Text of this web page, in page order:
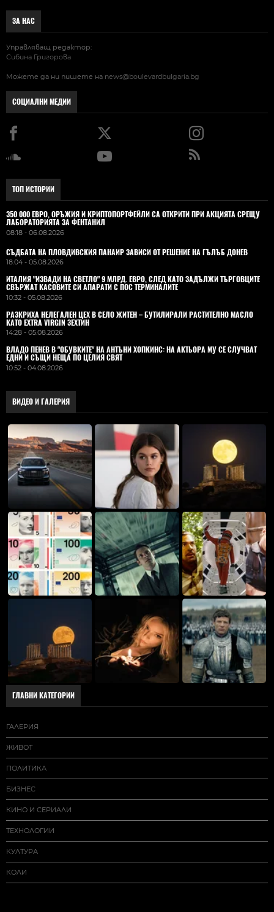
ЗА НАС
Управляващ редактор:
Сибина Григорова
Можете да ни пишете на news@boulevardbulgaria.bg
СОЦИАЛНИ МЕДИИ
ТОП ИСТОРИИ
350 000 ЕВРО, ОРЪЖИЯ И КРИПТОПОРТФЕЙЛИ СА ОТКРИТИ ПРИ АКЦИЯТА СРЕЩУ
ЛАБОРАТОРИЯТА ЗА ФЕНТАНИЛ
08:18 - 06.08.2026
СЪДБАТА НА ПЛОВДИВСКИЯ ПАНАИР ЗАВИСИ ОТ РЕШЕНИЕ НА ГЪЛЪБ ДОНЕВ
18:04 - 05.08.2026
ИТАЛИЯ "ИЗВАДИ НА СВЕТЛО" 9 МЛРД. ЕВРО, СЛЕД КАТО ЗАДЪЛЖИ ТЪРГОВЦИТЕ
СВЪРЖАТ КАСОВИТЕ СИ АПАРАТИ С ПОС ТЕРМИНАЛИТЕ
10:32 - 05.08.2026
РАЗКРИХА НЕЛЕГАЛЕН ЦЕХ В СЕЛО ЖИТЕН – БУТИЛИРАЛИ РАСТИТЕЛНО МАСЛО
КАТО EXTRA VIRGIN ЗЕХТИН
14:28 - 05.08.2026
ВЛАДO ПЕНЕВ В "ОБУВКИТЕ" НА АНТЪНИ ХОПКИНС: НА АКТЬОРА МУ СЕ СЛУЧВАТ
ЕДНИ И СЪЩИ НЕЩА ПО ЦЕЛИЯ СВЯТ
10:52 - 04.08.2026
ВИДЕО И ГАЛЕРИЯ
ГЛАВНИ КАТЕГОРИИ
ГАЛЕРИЯ
ЖИВОТ
ПОЛИТИКА
БИЗНЕС
КИНО И СЕРИАЛИ
ТЕХНОЛОГИИ
КУЛТУРА
КОЛИ